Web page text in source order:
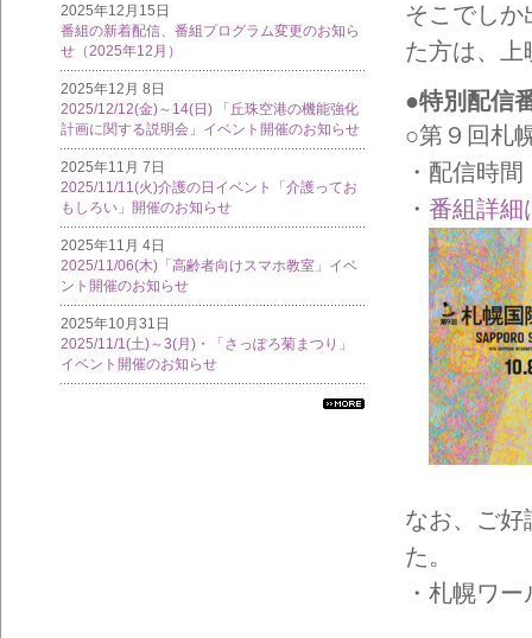
2025年12月15日
番組の新着配信、番組プログラム変更のお知ら
せ（2025年12月）
2025年12月 8日
2025/12/12(金)～14(日) 「丘珠空港の機能強化
計画に関する説明会」イベント開催のお知らせ
2025年11月 7日
2025/11/11(火)介護の日イベント「介護ってお
もしろい」開催のお知らせ
2025年11月 4日
2025/11/06(木)「高齢者向けスマホ教室」イベ
ント開催のお知らせ
2025年10月31日
2025/11/1(土)～3(月)・「さっぽろ菊まつり」
イベント開催のお知らせ
そこでしか
た方は、上
●特別配信
○第９回札
・配信時
・ 番組詳細
なお、ご好
た。
・札幌ワ